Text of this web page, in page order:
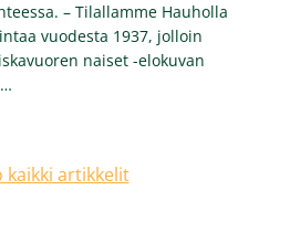
– Tilallamme Hauholla
vuodesta 1937, jolloin
naiset -elokuvan
kaikki artikkelit